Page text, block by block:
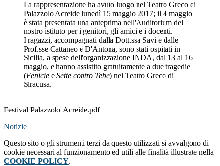
La rappresentazione ha avuto luogo nel Teatro Greco di
Palazzolo Acreide lunedì 15 maggio 2017; il 4 maggio
è stata presentata una anteprima nell'Auditorium del
nostro istituto per i genitori, gli amici e i docenti.
I ragazzi, accompagnati dalla Dott.ssa Savi e dalle
Prof.sse Cattaneo e D'Antona, sono stati ospitati in
Sicilia, a spese dell'organizzazione INDA, dal 13 al 16
maggio, e hanno assistito gratuitamente a due tragedie
(Fenicie e Sette contro Tebe) nel Teatro Greco di
Siracusa.
Festival-Palazzolo-Acreide.pdf
Notizie
Questo sito o gli strumenti terzi da questo utilizzati si avvalgono di
cookie necessari al funzionamento ed utili alle finalità illustrate nella
COOKIE POLICY.